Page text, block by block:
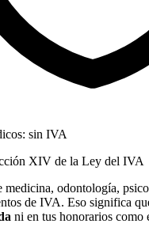
sin IVA
XIV de la Ley del IVA
medicina, odontología,
de IVA. Eso significa
ni en tus honorarios como